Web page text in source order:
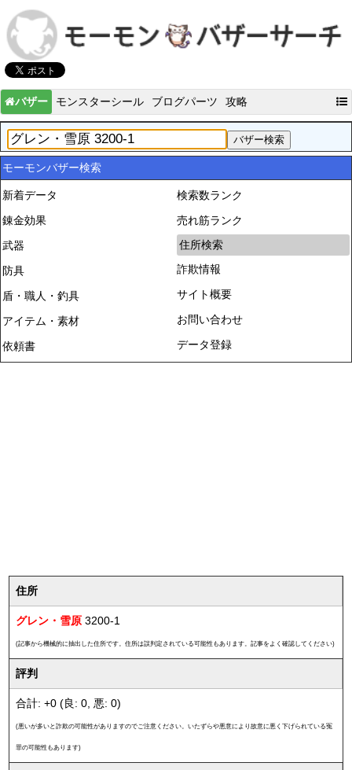
バザー モンスターシール ブログパーツ 攻略
モーモンバザー検索
新着データ
錬金効果
武器
防具
盾・職人・釣具
アイテム・素材
依頼書
検索数ランク
売れ筋ランク
住所検索
詐欺情報
サイト概要
お問い合わせ
データ登録
住所
グレン・雪原 3200-1
(記事から機械的に抽出した住所です。住所は誤判定されている可能性もあります。記事をよく確認してください)
評判
合計: +0 (良: 0, 悪: 0)
(悪いが多いと詐欺の可能性がありますのでご注意ください。いたずらや悪意により故意に悪く下げられている冤
罪の可能性もあります)